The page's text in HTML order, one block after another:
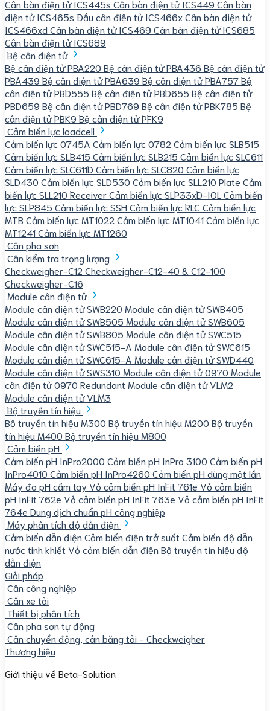
Cân bàn điện tử ICS445s Cân bàn điện tử ICS449 Cân bàn
điện tử ICS465s Đầu cân điện tử ICS466xCân bàn điện tử
ICS466xd Cân bàn điện tử ICS469 Cân bàn điện tử ICS685
Cân bàn điện tử ICS689
Bệ cân điện tử
Bệ cân điện tử PBA220 Bệ cân điện tử PBA436 Bệ cân điện tử
PBA439 Bệ cân điện tử PBA639 Bệ cân điện tử PBA757Bệ
cân điện tử PBD555 Bệ cân điện tử PBD655 Bệ cân điện tử
PBD659 Bệ cân điện tử PBD769 Bệ cân điện tử PBK785 Bệ
cân điện tử PBK9 Bệ cân điện tử PFK9
Cảm biến lực loadcell
Cảm biến lực 0745A Cảm biến lực 0782 Cảm biến lực SLB515
Cảm biến lực SLB415 Cảm biến lực SLB215 Cảm biến lực SLC611
Cảm biến lực SLC611D Cảm biến lực SLC820 Cảm biến lực
SLD430 Cảm biến lực SLD530 Cảm biến lực SLL210 Plate Cảm
biến lực SLL210 ReceiverCảm biến lực SLP33xD-IOL Cảm biến
lực SLP845 Cảm biến lực SSH Cảm biến lực RLC Cảm biến lực
MTB Cảm biến lực MT1022 Cảm biến lực MT1041Cảm biến lực
MT1241Cảm biến lực MT1260
Cân pha sơn
Cân kiểm tra trọng lượng
Checkweigher-C12 Checkweigher-C12-40 & C12-100
Checkweigher-C16
Module cân điện tử
Module cân điện tử SWB220 Module cân điện tử SWB405
Module cân điện tử SWB505 Module cân điện tử SWB605
Module cân điện tử SWB805 Module cân điện tử SWC515
Module cân điện tử SWC515-A Module cân điện tử SWC615
Module cân điện tử SWC615-A Module cân điện tử SWD440
Module cân điện tử SWS310 Module cân điện tử 0970 Module
cân điện tử 0970 Redundant Module cân điện tử VLM2
Module cân điện tử VLM3
Bộ truyền tín hiệu
Bộ truyền tín hiệu M300 Bộ truyền tín hiệu M200 Bộ truyền
tín hiệu M400 Bộ truyền tín hiệu M800
Cảm biến pH
Cảm biến pH InPro2000 Cảm biến pH InPro 3100 Cảm biến pH
InPro4010 Cảm biến pH InPro4260 Cảm biến pH dùng một lần
Máy đo pH cầm tay Vỏ cảm biến pH InFit 761e Vỏ cảm biến
pH InFit 762e Vỏ cảm biến pH InFit 763e Vỏ cảm biến pH InFit
764e Dung dịch chuẩn pH công nghiệp
Máy phân tích độ dẫn điện
Cảm biến dẫn điện Cảm biến điện trở suất Cảm biến độ dẫn
nước tinh khiết Vỏ cảm biến dẫn điện Bộ truyền tín hiệu độ
dẫn điện
Giải pháp
Cân công nghiệp
Cân xe tải
Thiết bị phân tích
Cân pha sơn tự động
Cân chuyển động, cân băng tải - Checkweigher
Thương hiệu
Giới thiệu về Beta-Solution